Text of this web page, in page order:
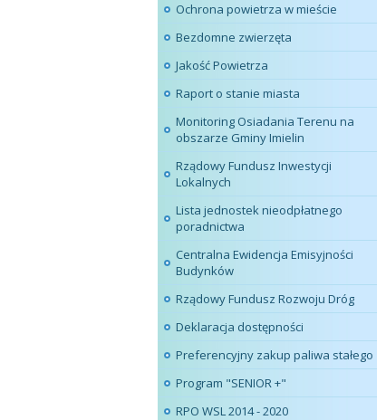
Ochrona powietrza w mieście
Bezdomne zwierzęta
Jakość Powietrza
Raport o stanie miasta
Monitoring Osiadania Terenu na
obszarze Gminy Imielin
Rządowy Fundusz Inwestycji
Lokalnych
Lista jednostek nieodpłatnego
poradnictwa
Centralna Ewidencja Emisyjności
Budynków
Rządowy Fundusz Rozwoju Dróg
Deklaracja dostępności
Preferencyjny zakup paliwa stałego
Program "SENIOR +"
RPO WSL 2014 - 2020